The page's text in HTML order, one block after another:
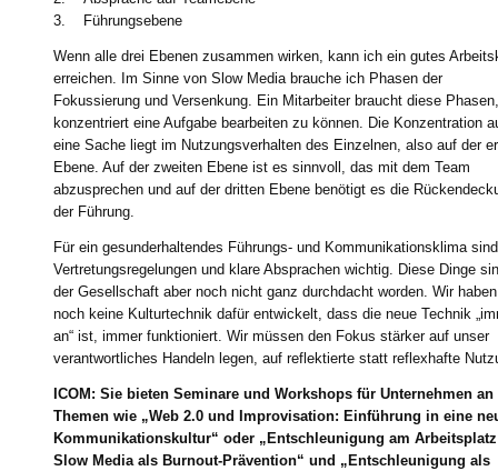
3. Führungsebene
Wenn alle drei Ebenen zusammen wirken, kann ich ein gutes
erreichen. Im Sinne von Slow Media brauche ich Phasen der
Fokussierung und Versenkung. Ein Mitarbeiter braucht diese
konzentriert eine Aufgabe bearbeiten zu können. Die Konzentration
eine Sache liegt im Nutzungsverhalten des Einzelnen, also auf der
Ebene. Auf der zweiten Ebene ist es sinnvoll, das mit dem Team
abzusprechen und auf der dritten Ebene benötigt es die
der Führung.
Für ein gesunderhaltendes Führungs- und Kommunikationsklima sind
Vertretungsregelungen und klare Absprachen wichtig. Diese Dinge
der Gesellschaft aber noch nicht ganz durchdacht worden. Wir haben
noch keine Kulturtechnik dafür entwickelt, dass die neue Technik
an“ ist, immer funktioniert. Wir müssen den Fokus stärker auf unser
verantwortliches Handeln legen, auf reflektierte statt reflexhafte
ICOM: Sie bieten Seminare und Workshops für Unternehmen an
Themen wie „Web 2.0 und Improvisation: Einführung in eine
Kommunikationskultur“ oder „Entschleunigung am
Slow Media als Burnout-Prävention“ und „Entschleunigung als